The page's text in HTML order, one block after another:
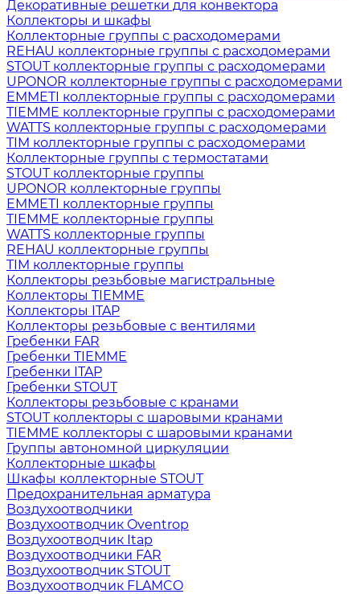
Декоративные решетки для конвектора
Коллекторы и шкафы
Коллекторные группы с расходомерами
REHAU коллекторные группы с расходомерами
STOUT коллекторные группы с расходомерами
UPONOR коллекторные группы с расходомерами
EMMETI коллекторные группы с расходомерами
TIEMME коллекторные группы с расходомерами
WATTS коллекторные группы с расходомерами
TIM коллекторные группы с расходомерами
Коллекторные группы с термостатами
STOUT коллекторные группы
UPONOR коллекторные группы
EMMETI коллекторные группы
TIEMME коллекторные группы
WATTS коллекторные группы
REHAU коллекторные группы
TIM коллекторные группы
Коллекторы резьбовые магистральные
Коллекторы TIEMME
Коллекторы ITAP
Коллекторы резьбовые с вентилями
Гребенки FAR
Гребенки TIEMME
Гребенки ITAP
Гребенки STOUT
Коллекторы резьбовые с кранами
STOUT коллекторы с шаровыми кранами
TIEMME коллекторы с шаровыми кранами
Группы автономной циркуляции
Коллекторные шкафы
Шкафы коллекторные STOUT
Предохранительная арматура
Воздухоотводчики
Воздухоотводчик Oventrop
Воздухоотводчик Itap
Воздухоотводчики FAR
Воздухоотводчик STOUT
Воздухоотводчик FLAMCO